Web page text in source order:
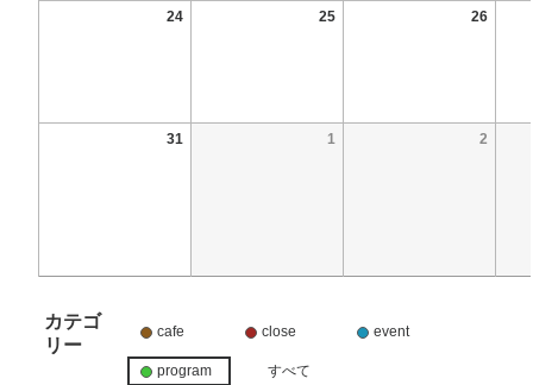
24 25 26
31 1 2
カテゴ
リー
cafe close event
program すべて